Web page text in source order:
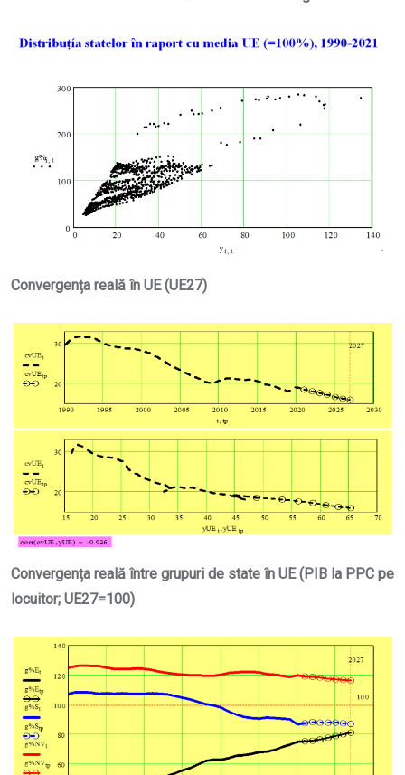
Convergența reală în UE (UE27)
Convergența reală între grupuri de state în UE (PIB la PPC pe
locuitor; UE27=100)